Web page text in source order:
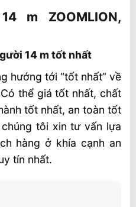
người 14 m tốt nhất
của xe nâng người
xe nâng người 14 m
nâng người 14 m Trung
m ZOOMLION,
14 m tốt nhất
hướng tới “tốt nhất” về
thể giá tốt nhất, chất
tốt nhất, an toàn tốt
tôi xin tư vấn lựa
hàng ở khía cạnh an
tín nhất.